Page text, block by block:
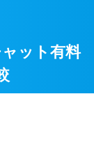
ット有料